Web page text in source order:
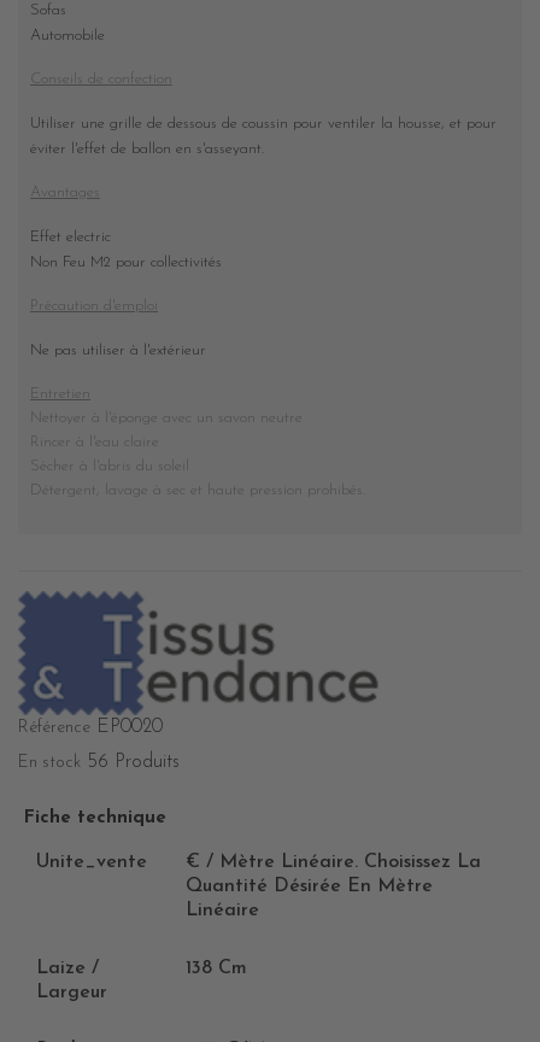
Sofas
Automobile
Conseils de confection
Utiliser une grille de dessous de coussin pour ventiler la housse, et pour
éviter l'effet de ballon en s'asseyant.
Avantages
Effet electric
Non Feu M2 pour collectivités
Précaution d'emploi
Ne pas utiliser à l'extérieur
Entretien
Nettoyer à l'éponge avec un savon neutre
Rincer à l'eau claire
Sécher à l'abris du soleil
Détergent, lavage à sec et haute pression prohibés
Référence EP0020
En stock 56 Produits
Fiche technique
Unite_vente
€ / Mètre Linéaire. Choisissez La
Quantité Désirée En Mètre
Linéaire
Laize /
Largeur
138 Cm